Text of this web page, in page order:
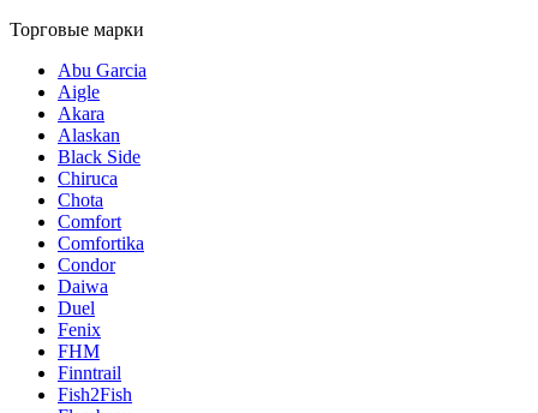
Торговые марки
Abu Garcia
Aigle
Akara
Alaskan
Black Side
Chiruca
Chota
Comfort
Comfortika
Condor
Daiwa
Duel
Fenix
FHM
Finntrail
Fish2Fish